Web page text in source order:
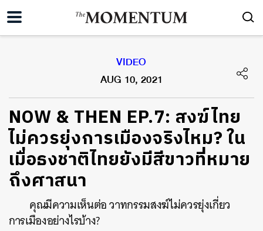
VIDEO
AUG 10, 2021
NOW & THEN EP.7: สงฆ์ไทย
ไม่ควรยุ่งการเมืองจริงไหม? ใน
เมื่อธงชาติไทยยังมีสีขาวที่หมาย
ถึงศาสนา
คุณมีความเห็นต่อ วาทกรรมสงฆ์ไม่ควรยุ่งเกี่ยว
การเมืองอย่างไรบ้าง?